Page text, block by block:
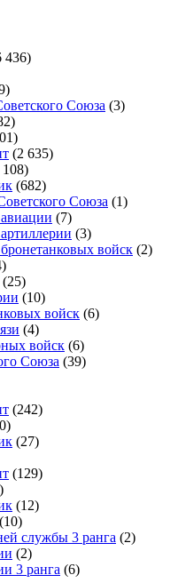
436)
Союза (3)
(2 635)
108)
(682)
Союза (1)
(7)
(3)
войск (2)
(25)
(10)
войск (6)
(4)
войск (6)
Союза (39)
(242)
(27)
(129)
(12)
(10)
службы 3 ранга (2)
(2)
3 ранга (6)